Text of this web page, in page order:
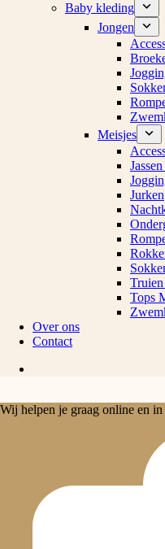
Baby kleding
Jongen
Meisjes
Jurken
Tops
Over ons
Contact
Wij helpen je graag online en